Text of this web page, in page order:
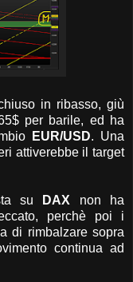
in ribasso, giù
per barile, ed ha
EUR/USD. Una
attiverebbe il target
su DAX non ha
perchè poi i
di rimbalzare sopra
continua ad